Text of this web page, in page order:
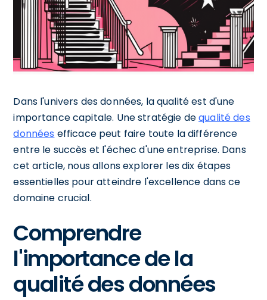
Dans l'univers des données, la qualité est d'une
importance capitale. Une stratégie dequalité des
données efficace peut faire toute la différence
entre le succès et l'échec d'une entreprise. Dans
cet article, nous allons explorer les dix étapes
essentielles pour atteindre l'excellence dans ce
domaine crucial.
Comprendre
l'importance de la
qualité des données